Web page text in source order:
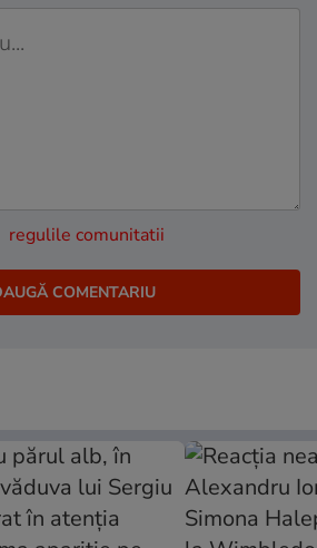
regulile comunitatii